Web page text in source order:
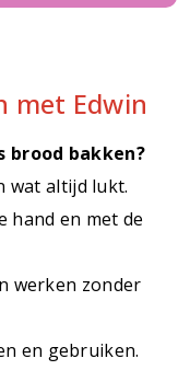
met Edwin
brood bakken?
wat altijd lukt.
hand en met de
werken zonder
en gebruiken.